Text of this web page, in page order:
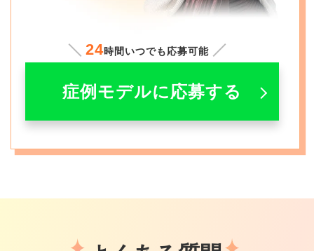
24時間いつでも応募可能
症例モデルに応募する